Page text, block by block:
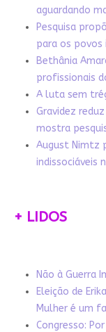
aguardando
Pesquisa
para os povos
Bethânia
profissionais
A luta sem
Gravidez
mostra
August Nimtz
indissociáveis
+ LIDOS
Não à Guerra
Eleição de
Mulher é um
Congresso: